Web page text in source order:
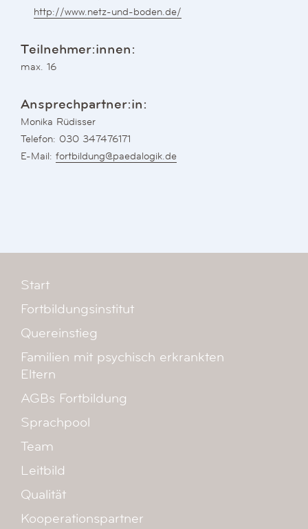
http://www.netz-und-boden.de/
Teilnehmer:innen:
max. 16
Ansprechpartner:in:
Monika Rüdisser
Telefon: 030 347476171
E-Mail: fortbildung@paedalogik.de
Start
Fortbildungsinstitut
Quereinstieg
Familien mit psychisch erkrankten
Eltern
AGBs Fortbildung
Sprachpool
Team
Leitbild
Qualität
Kooperationspartner